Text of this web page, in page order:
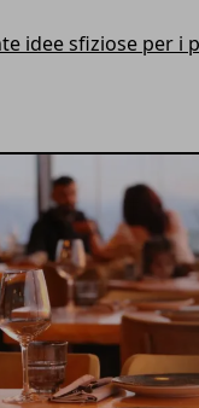
idee sfiziose per i